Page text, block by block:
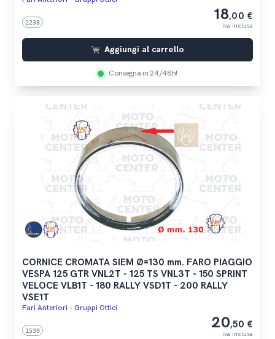
2238 18,00 €
iva inclusa
Aggiungi al carrello
Consegna in 24/48h!
CORNICE CROMATA SIEM Ø=130 mm. FARO PIAGGIO
VESPA 125 GTR VNL2T - 125 TS VNL3T - 150 SPRINT
VELOCE VLB1T - 180 RALLY VSD1T - 200 RALLY
VSE1T
Fari Anteriori - Gruppi Ottici
1539 20,50 €
iva inclusa